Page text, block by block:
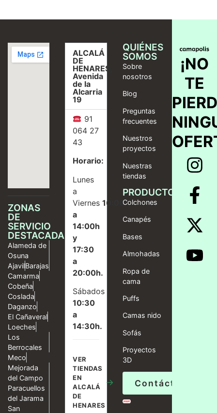
ZONAS
DE
SERVICIO
DESTACADAS
Alameda de
Osuna
AjavilBarajas
Camarma
Cobeña
Coslada
Daganzo
El Cañaveral
Loeches
Los
Berrocales
Meco
Mejorada
del Campo
Paracuellos
del Jarama
San
ALCALÁ
DE
HENARES,
Avenida
de la
Alcarria
19
91
064 27
43
Horario:
Lunes
a
Viernes10:00
a
14:00h
y
17:30
a
20:00h.
Sábados
10:30
a
14:30h.
VER
TIENDAS
EN
ALCALÁ
DE
HENARES
→
QUIÉNES
SOMOS
Sobre
nosotros
Blog
Preguntas
frecuentes
Nuestros
proyectos
Nuestras
tiendas
PRODUCTOS
Colchones
Canapés
Bases
Almohadas
Ropa de
cama
Puffs
Camas nido
Sofás
Proyectos
3D
Contáctanos
¡NO
TE